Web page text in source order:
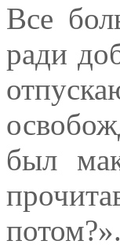
Все
ради
был
потом?».